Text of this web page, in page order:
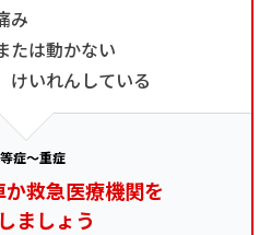
み
たは動かない
けいれんしている
症～重症
救急医療機関を
ましょう